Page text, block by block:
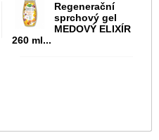
Regenerační
sprchový gel
MEDOVÝ ELIXÍR
260 ml...